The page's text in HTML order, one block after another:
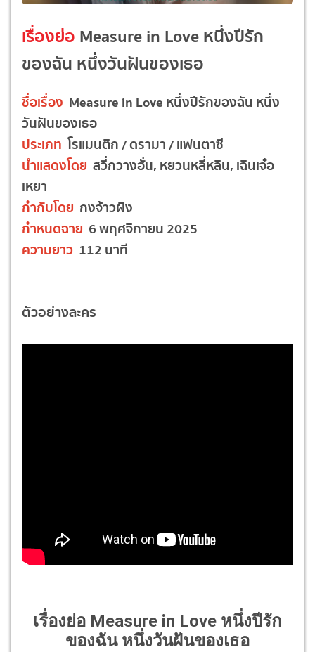
เรื่องย่อ Measure in Love หนึ่งปีรัก
ของฉัน หนึ่งวันฝันของเธอ
ชื่อเรื่อง Measure in Love หนึ่งปีรักของฉัน หนึ่ง
วันฝันของเธอ
ประเภท โรแมนติก / ดรามา / แฟนตาซี
นำแสดงโดย สวี่กวางฮั่น, หยวนหลี่หลิน, เฉินเจ๋อ
เหยา
กำกับโดย กงจ้าวผิง
กำหนดฉาย 6 พฤศจิกายน 2025
ความยาว 112 นาที
ตัวอย่างละคร
เรื่องย่อ Measure in Love หนึ่งปีรัก
ของฉัน หนึ่งวันฝันของเธอ